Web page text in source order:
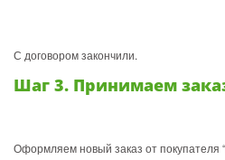
С договором закончили.
Шаг 3. Принимаем
Оформляем новый заказ от покупателя